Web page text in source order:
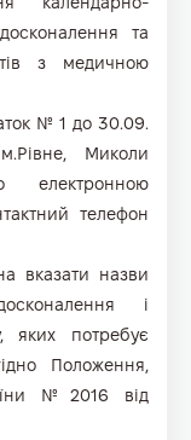
та
з медичною
№ 1 до 30.09.
Миколи
телефон
вказати назви
і
яких потребує
Положення,
№2016 від